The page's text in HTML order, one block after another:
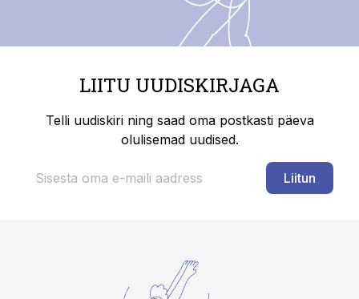
LIITU UUDISKIRJAGA
Telli uudiskiri ning saad oma postkasti päeva
olulisemad uudised.
Liitun